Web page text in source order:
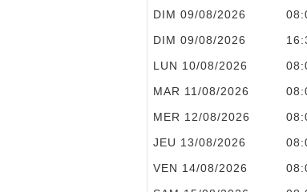
DIM 09/08/2026
DIM 09/08/2026
LUN 10/08/2026
MAR 11/08/2026
MER 12/08/2026
JEU 13/08/2026
VEN 14/08/2026